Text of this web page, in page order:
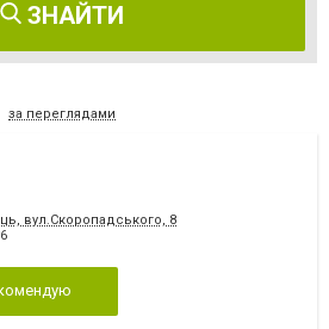
ЗНАЙТИ
за переглядами
вул.Скоропадського, 8